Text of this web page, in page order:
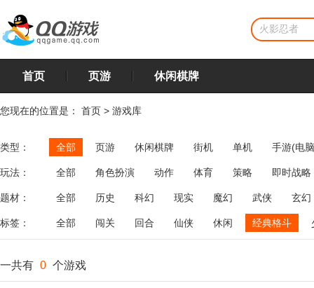
首页 页游 休闲棋牌
您现在的位置是： 首页 > 游戏库
类型： 全部 页游 休闲棋牌 街机 单机 手游(电
玩法： 全部 角色扮演 动作 体育 策略
即时战略
飞行
恋爱 第三人称射击 棋类 牌类 麻将
题材： 全部 历史 科幻 现实 魔幻 武侠 玄幻
标签： 全部 闯关 回合 仙侠 休闲 经典格斗
一共有 0 个游戏